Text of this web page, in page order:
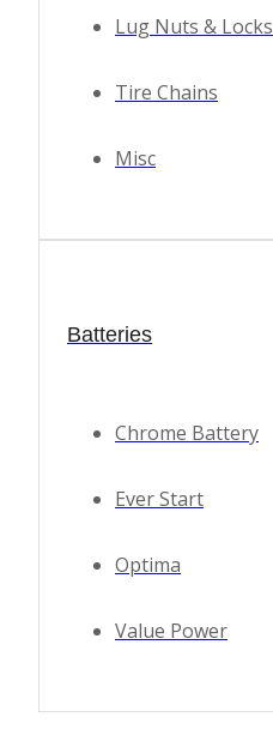
Lug Nuts & Locks
Tire Chains
Misc
Batteries
Chrome Battery
Ever Start
Optima
Value Power